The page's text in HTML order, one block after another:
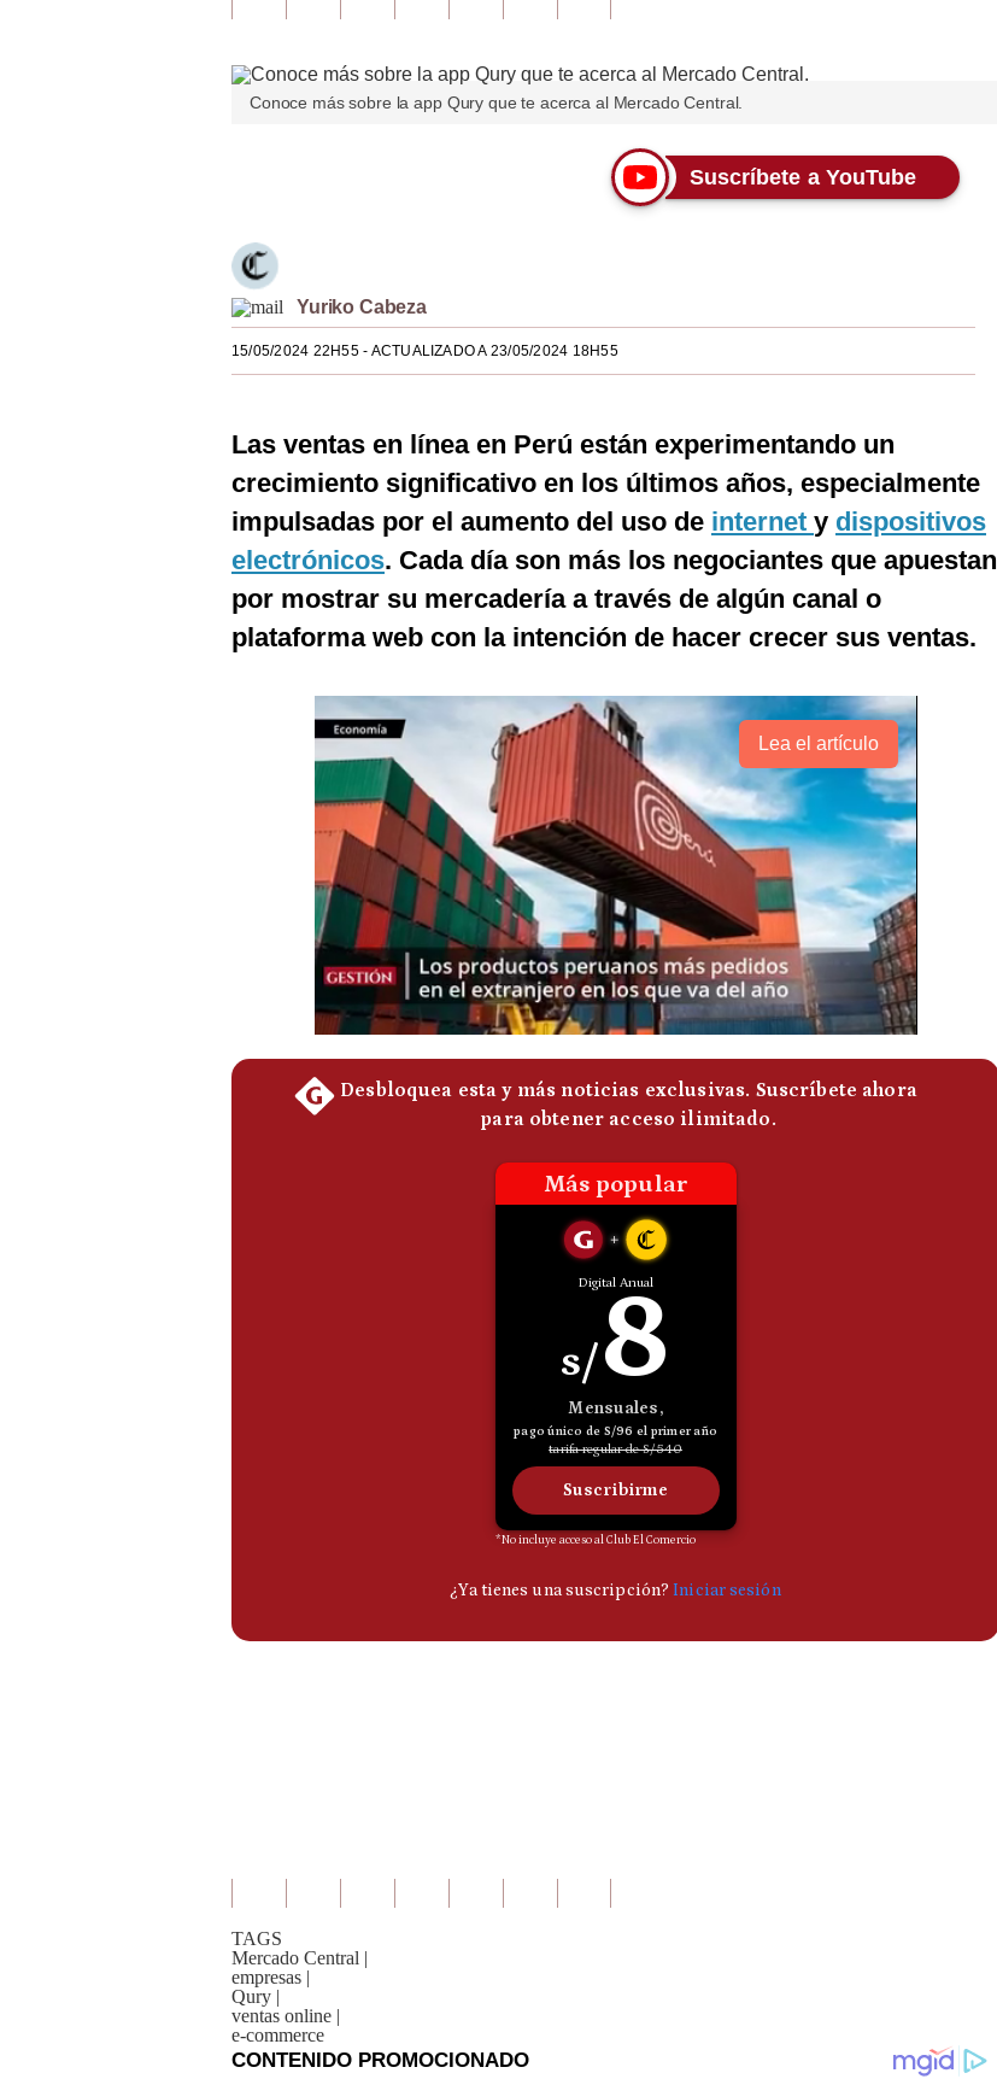
Conoce más sobre la app Qury que te acerca al Mercado Central.
Suscríbete a YouTube
Yuriko Cabeza
15/05/2024 22H55- ACTUALIZADO A 23/05/2024 18H55
Las ventas en línea en Perú están experimentando un
crecimiento significativo en los últimos años, especialmente
impulsadas por el aumento del uso de internet y dispositivos
electrónicos. Cada día son más los negociantes que apuestan
por mostrar su mercadería a través de algún canal o
plataforma web con la intención de hacer crecer sus ventas.
Lea el artículo
TAGS
Mercado Central |
empresas |
Qury |
ventas online |
e-commerce